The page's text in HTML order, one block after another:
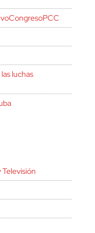
luchas